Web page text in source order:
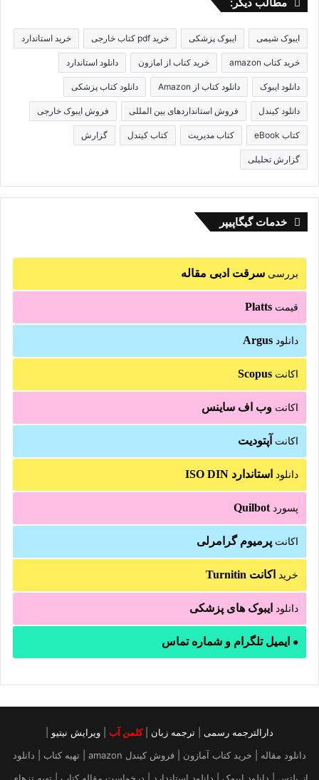
ایبوک شیمی ایبوک پزشکی خرید pdf کتاب خارجی خرید استاندارد
خرید کتاب amazon خرید کتاب از امازون دانلود استاندارد
دانلود ایبوک دانلود کتاب از Amazon دانلود کتاب پزشکی
دانلود کیندل فروش استانداردهای بین المللی فروش ایبوک خارجی
کتاب eBook کتاب مدیریت کتاب کیندل گزارش
گزارش تحلیلی
خدمات گیگاپیپر
بررسی سرقت ادبی مقاله
قیمت Platts
دانلود Argus
اکانت Scopus
اکانت وب اف ساینس
اکانت آپتودیت
دانلود استاندارد ISO DIN
پسورد Quilbot
اکانت پرمیوم گرامرلی
خرید اکانت Turnitin
دانلود ایبوک های پزشکی
● ایمیل تلگرام و شماره تماس
دارالترجمه رسمی ترجمه زبان |کلمن آب ویرایش نیتیو
دانلود مقاله | خرید کتاب آمازون | فروش کیندل amazon | تهیه کتاب | دانلود
از پلتس | دانلود ایبوک | دانلود استاندارد | درخواست مقاله کتاب | تهیه تزهای